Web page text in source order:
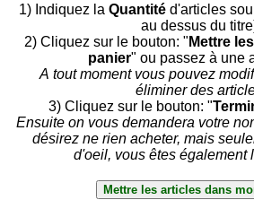
1) Indiquez la Quantitéd'articles
au dessus du
2) Cliquez sur le bouton: " Mettre
panier" ou passez à une
A tout moment vous pouvez
éliminer des
3) Cliquez sur le bouton: "
Ensuite on vous demandera votre
désirez ne rien acheter, mais
d'oeil, vous êtes également